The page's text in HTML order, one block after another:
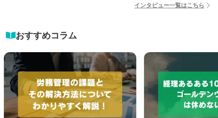
インタビュー一覧はこちら
おすすめコラム